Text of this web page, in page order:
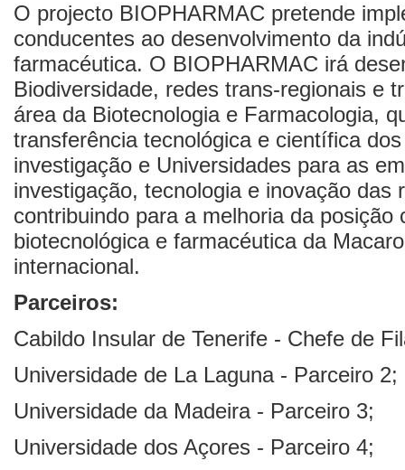
O projecto BIOPHARMAC pretende
conducentes ao desenvolvimento da
farmacéutica. O BIOPHARMAC irá
Biodiversidade, redes trans-regionais e
área da Biotecnologia e Farmacologia,
transferência tecnológica e científica
investigação e Universidades para as
investigação, tecnologia e inovação das
contribuindo para a melhoria da posição
biotecnológica e farmacéutica da
internacional.
Parceiros:
Cabildo Insular de Tenerife - Chefe de
Universidade de La Laguna - Parceiro 2;
Universidade da Madeira - Parceiro 3;
Universidade dos Açores - Parceiro 4;